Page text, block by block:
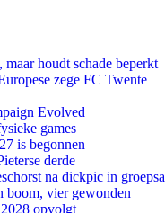
houdt schade beperkt
zege FC Twente
Evolved
games
is begonnen
derde
na dickpic in
boom, vier gewonden
opvolgt